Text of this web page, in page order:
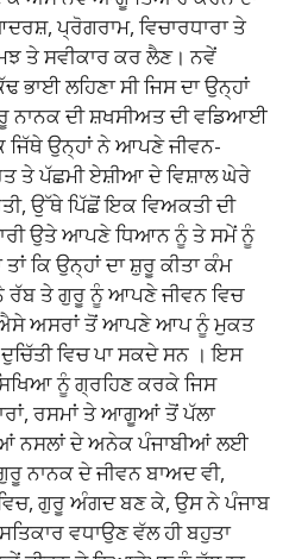
ਪ੍ਰੋਗਰਾਮ, ਵਿਚਾਰਧਾਰਾ ਤੇ
ਤੇ ਸਵੀਕਾਰ ਕਰ ਲੈਣ। ਨਵੇਂ
ਲਹਿਣਾ ਸੀ ਜਿਸ ਦਾ ਉਨ੍ਹਾਂ
ਨਾਨਕ ਦੀ ਸ਼ਖਸੀਅਤ ਦੀ ਵਡਿਆਈ
ਜਿੱਥੇ ਉਨ੍ਹਾਂ ਨੇ ਆਪਣੇ ਜੀਵਨ-
ਤੇ ਪੱਛਮੀ ਏਸ਼ੀਆ ਦੇ ਵਿਸ਼ਾਲ ਘੇਰੇ
ਉੱਥੇ ਪਿੱਛੋਂ ਇਕ ਵਿਅਕਤੀ ਦੀ
ਉਤੇ ਆਪਣੇ ਧਿਆਨ ਨੂੰ ਤੇ ਸਮੇਂ ਨੂੰ
ਕਿ ਉਨ੍ਹਾਂ ਦਾ ਸ਼ੁਰੂ ਕੀਤਾ ਕੰਮ
ਰੱਬ ਤੇ ਗੁਰੂ ਨੂੰ ਆਪਣੇ ਜੀਵਨ ਵਿਚ
ਐਸੇ ਅਸਰਾਂ ਤੋਂ ਆਪਣੇ ਆਪ ਨੂੰ ਮੁਕਤ
ਵਿਚ ਪਾ ਸਕਦੇ ਸਨ । ਇਸ
ਨੂੰ ਗ੍ਰਹਿਣ ਕਰਕੇ ਜਿਸ
ਰਸਮਾਂ ਤੇ ਆਗੂਆਂ ਤੋਂ ਪੱਲਾ
ਨਸਲਾਂ ਦੇ ਅਨੇਕ ਪੰਜਾਬੀਆਂ ਲਈ
ਨਾਨਕ ਦੇ ਜੀਵਨ ਬਾਅਦ ਵੀ,
ਗੁਰੂ ਅੰਗਦ ਬਣ ਕੇ, ਉਸ ਨੇ ਪੰਜਾਬ
ਵਧਾਉਣ ਵੱਲ ਹੀ ਬਹੁਤਾ